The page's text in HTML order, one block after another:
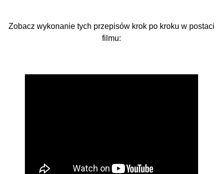
Zobacz wykonanie tych przepisów krok po kroku w postaci
filmu: